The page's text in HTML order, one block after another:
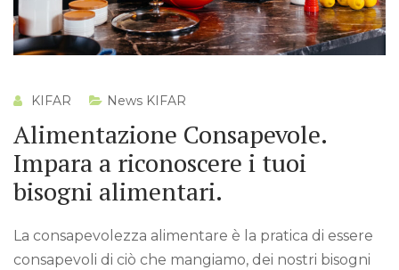
KIFAR News KIFAR
Alimentazione Consapevole.
Impara a riconoscere i tuoi
bisogni alimentari.
La consapevolezza alimentare è la pratica di essere
consapevoli di ciò che mangiamo, dei nostri bisogni